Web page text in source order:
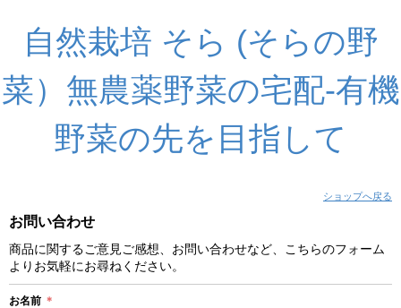
自然栽培 そら (そらの野
菜）無農薬野菜の宅配-有機
野菜の先を目指して
ショップへ戻る
お問い合わせ
商品に関するご意見ご感想、お問い合わせなど、こちらのフォーム
よりお気軽にお尋ねください。
お名前 ＊